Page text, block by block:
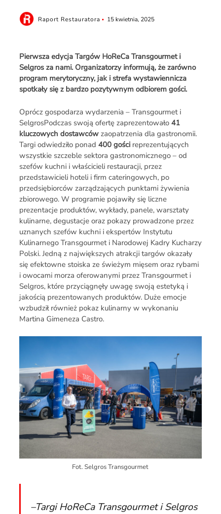
Raport Restauratora 15 kwietnia, 2025
Pierwsza edycja Targów HoReCa Transgourmet i
Selgros za nami. Organizatorzy informują, że zarówno
program merytoryczny, jak i strefa wystawiennicza
spotkały się z bardzo pozytywnym odbiorem gości.
Oprócz gospodarza wydarzenia – Transgourmet i
SelgrosPodczas swoją ofertę zaprezentowało 41
kluczowych dostawcówzaopatrzenia dla gastronomii.
Targi odwiedziło ponad 400 gościreprezentujących
wszystkie szczeble sektora gastronomicznego – od
szefów kuchni i właścicieli restauracji, przez
przedstawicieli hoteli i firm cateringowych, po
przedsiębiorców zarządzających punktami żywienia
zbiorowego. W programie pojawiły się liczne
prezentacje produktów, wykłady, panele, warsztaty
kulinarne, degustacje oraz pokazy prowadzone przez
uznanych szefów kuchni i ekspertów Instytutu
Kulinarnego Transgourmet i Narodowej Kadry Kucharzy
Polski. Jedną z największych atrakcji targów okazały
się efektowne stoiska ze świeżym mięsem oraz rybami
i owocami morza oferowanymi przez Transgourmet i
Selgros, które przyciągnęły uwagę swoją estetyką i
jakością prezentowanych produktów. Duże emocje
wzbudził również pokaz kulinarny w wykonaniu
Martina Gimeneza Castro.
Fot. Selgros Transgourmet
–Targi HoReCa Transgourmet i Selgros